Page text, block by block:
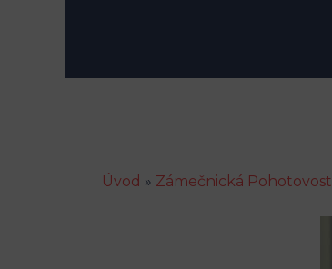
Úvod » Zámečnická Pohotovost